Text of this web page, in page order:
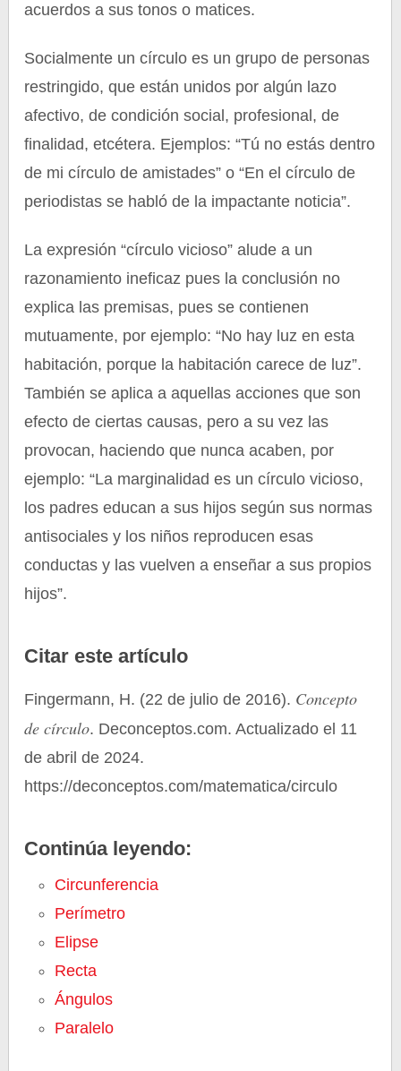
acuerdos a sus tonos o matices.
Socialmente un círculo es un grupo de personas
restringido, que están unidos por algún lazo
afectivo, de condición social, profesional, de
finalidad, etcétera. Ejemplos: “Tú no estás dentro
de mi círculo de amistades” o “En el círculo de
periodistas se habló de la impactante noticia”.
La expresión “círculo vicioso” alude a un
razonamiento ineficaz pues la conclusión no
explica las premisas, pues se contienen
mutuamente, por ejemplo: “No hay luz en esta
habitación, porque la habitación carece de luz”.
También se aplica a aquellas acciones que son
efecto de ciertas causas, pero a su vez las
provocan, haciendo que nunca acaben, por
ejemplo: “La marginalidad es un círculo vicioso,
los padres educan a sus hijos según sus normas
antisociales y los niños reproducen esas
conductas y las vuelven a enseñar a sus propios
hijos”.
Citar este artículo
Fingermann, H. (22 de julio de 2016). Concepto
de círculo. Deconceptos.com. Actualizado el 11
de abril de 2024.
https://deconceptos.com/matematica/circulo
Continúa leyendo:
Circunferencia
Perímetro
Elipse
Recta
Ángulos
Paralelo